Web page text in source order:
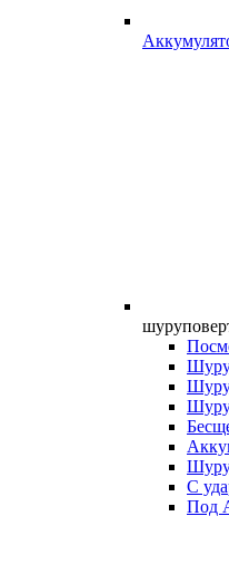
С
Под